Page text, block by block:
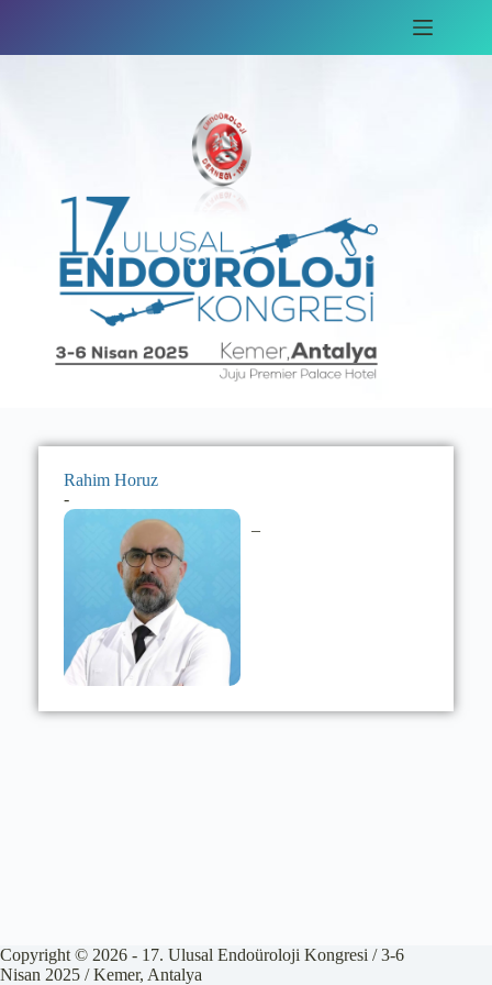
Rahim Horuz
-
–
Copyright © 2026 - 17. Ulusal Endoüroloji Kongresi / 3-6
Nisan 2025 / Kemer, Antalya